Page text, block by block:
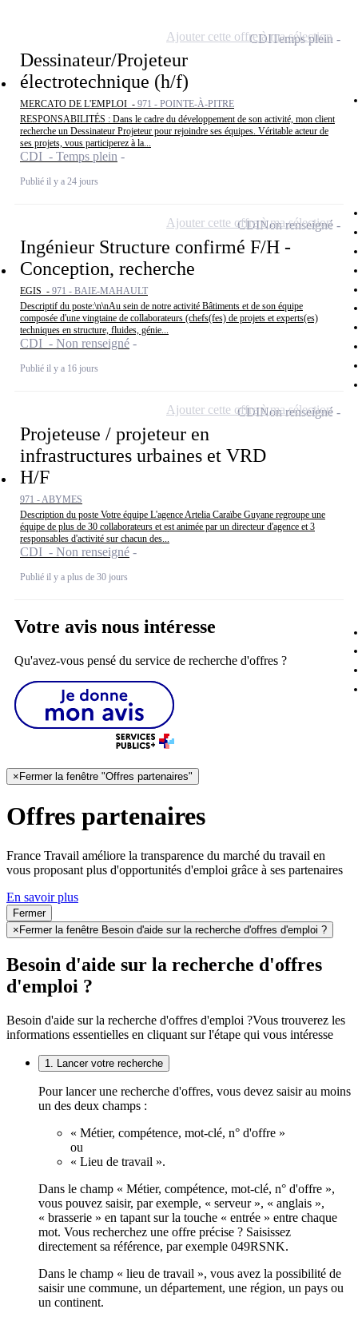
Dessinateur/Projeteur
électrotechnique (h/f)
MERCATO DE L'EMPLOI - 971 - POINTE-À-PITRE
RESPONSABILITÉS : Dans le cadre du développement de son activité, mon client
recherche un Dessinateur Projeteur pour rejoindre ses équipes. Véritable acteur de
ses projets, vous participerez à la...
CDI - Temps plein
Publié il y a 24 jours
CDITemps plein
Ajouter cette offre à ma sélection
Ingénieur Structure confirmé F/H -
Conception, recherche
EGIS - 971 - BAIE-MAHAULT
Descriptif du poste:\n\nAu sein de notre activité Bâtiments et de son équipe
composée d'une vingtaine de collaborateurs (chefs(fes) de projets et experts(es)
techniques en structure, fluides, génie...
CDI - Non renseigné
Publié il y a 16 jours
CDINon renseigné
Ajouter cette offre à ma sélection
Projeteuse / projeteur en
infrastructures urbaines et VRD
H/F
971 - ABYMES
Description du poste Votre équipe L'agence Artelia Caraïbe Guyane regroupe une
équipe de plus de 30 collaborateurs et est animée par un directeur d'agence et 3
responsables d'activité sur chacun des...
CDI - Non renseigné
Publié il y a plus de 30 jours
CDINon renseigné
Ajouter cette offre à ma sélection
Votre avis nous intéresse
Qu'avez-vous pensé du service de recherche d'offres ?
× Fermer la fenêtre "Offres partenaires"
Offres partenaires
France Travail améliore la transparence du marché du travail en
vous proposant plus d'opportunités d'emploi grâce à ses partenaires
En savoir plus
Fermer
× Fermer la fenêtre Besoin d'aide sur la recherche d'offres d'emploi ?
Besoin d'aide sur la recherche d'offres
d'emploi ?
Besoin d'aide sur la recherche d'offres d'emploi ?Vous trouverez les
informations essentielles en cliquant sur l'étape qui vous intéresse
1. Lancer votre recherche
Pour lancer une recherche d'offres, vous devez saisir au moins
un des deux champs :
« Métier, compétence, mot-clé, n° d'offre »
ou
« Lieu de travail ».
Dans le champ « Métier, compétence, mot-clé, n° d'offre »,
vous pouvez saisir, par exemple, « serveur », « anglais »,
« brasserie » en tapant sur la touche « entrée » entre chaque
mot. Vous recherchez une offre précise ? Saisissez
directement sa référence, par exemple 049RSNK.
Dans le champ « lieu de travail », vous avez la possibilité de
saisir une commune, un département, une région, un pays ou
un continent.